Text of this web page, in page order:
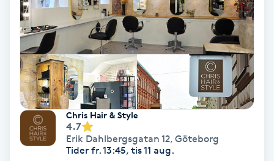
Pigmentfläckar
Plastikkirurgi
Powder brows
Power Yoga
PRP (Platelet Rich Plasma)
Chris Hair & Style
4.7
Erik Dahlbergsgatan 12, Göteborg
Tider fr. 13:45, tis 11 aug.